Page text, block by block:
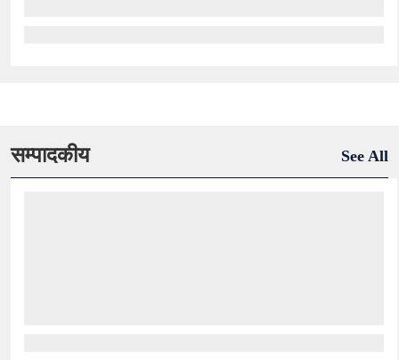
सम्पादकीय See All